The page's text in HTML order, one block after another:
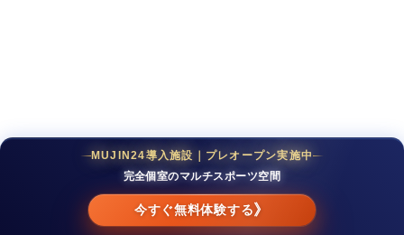
MUJIN24導入施設｜プレオープン実施中
完全個室のマルチスポーツ空間
今すぐ無料体験する》